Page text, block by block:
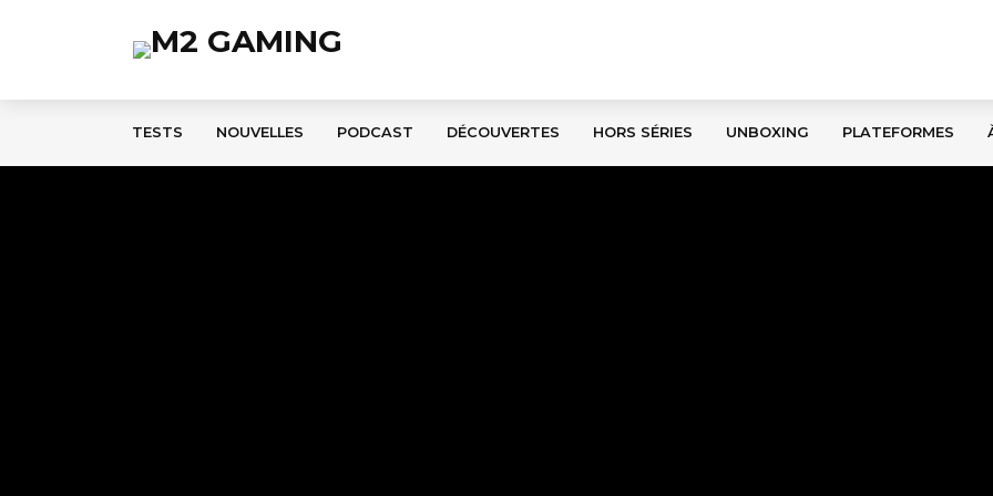
TESTS NOUVELLES PODCAST DÉCOUVERTES HORS SÉRIES UNBOXING PLATEFORMES